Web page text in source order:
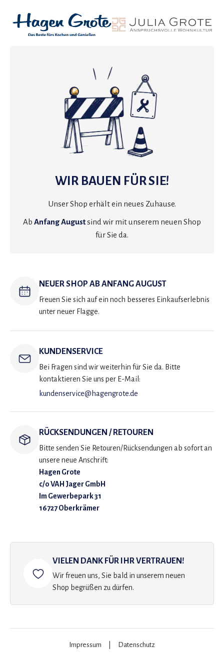
WIR BAUEN FÜR SIE!
Unser Shop erhält ein neues Zuhause.
Ab Anfang Augustsind wir mit unserem neuen Shop
für Sie da.
NEUER SHOP AB ANFANG AUGUST
Freuen Sie sich auf ein noch besseres Einkaufserlebnis
unter neuer Flagge.
KUNDENSERVICE
Bei Fragen sind wir weiterhin für Sie da. Bitte
kontaktieren Sie uns per E-Mail:
kundenservice@hagengrote.de
RÜCKSENDUNGEN / RETOUREN
Bitte senden Sie Retouren/Rücksendungen ab sofort an
unsere neue Anschrift:
Hagen Grote
c/o VAH Jager GmbH
Im Gewerbepark 31
16727 Oberkrämer
VIELEN DANK FÜR IHR VERTRAUEN!
Wir freuen uns, Sie bald in unserem neuen
Shop begrüßen zu dürfen.
Impressum Datenschutz